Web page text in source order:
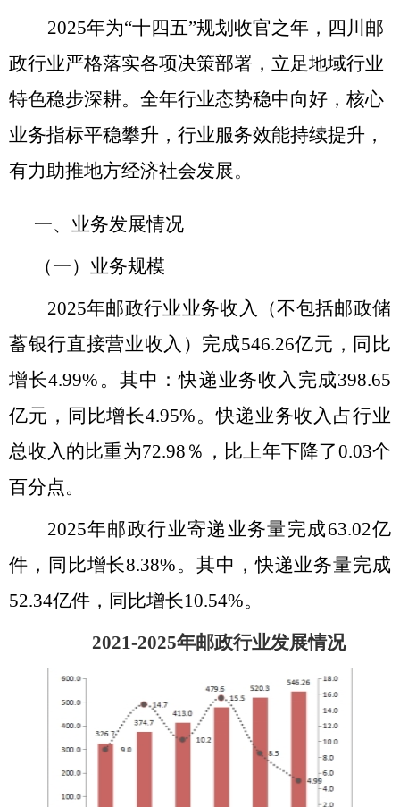
2025年为“十四五”规划收官之年，四川邮
政行业严格落实各项决策部署，立足地域行业
特色稳步深耕。全年行业态势稳中向好，核心
业务指标平稳攀升，行业服务效能持续提升，
有力助推地方经济社会发展。
一、业务发展情况
（一）业务规模
2025年邮政行业业务收入（不包括邮政储
蓄银行直接营业收入）完成546.26亿元，同比
增长4.99%。其中：快递业务收入完成398.65
亿元，同比增长4.95%。快递业务收入占行业
总收入的比重为72.98 ％，比上年下降了0.03个
百分点。
2025年邮政行业寄递业务量完成63.02亿
件，同比增长8.38%。其中，快递业务量完成
52.34亿件，同比增长10.54%。
2021-2025年邮政行业发展情况